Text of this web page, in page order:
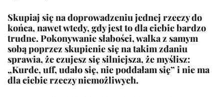
Skupiaj się na doprowadzeniu jednej rzeczy do
końca, nawet wtedy, gdy jest to dla ciebie bardzo
trudne. Pokonywanie słabości, walka z samym
sobą poprzez skupienie się na takim zdaniu
sprawia, że czujesz się silniejsza, że myślisz:
„Kurde, uff, udało się, nie poddałam się” i nie ma
dla ciebie rzeczy niemożliwych.